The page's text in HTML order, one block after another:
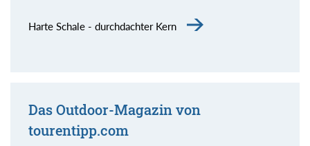
Harte Schale - durchdachter Kern
Das Outdoor-Magazin von
tourentipp.com